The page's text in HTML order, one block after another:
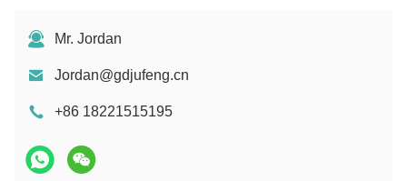
Mr. Jordan
Jordan@gdjufeng.cn
+86 18221515195